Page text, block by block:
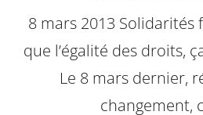
8 mars 2013 Solidarités
que l’égalité des droits,
Le 8 mars dernier,
changement,